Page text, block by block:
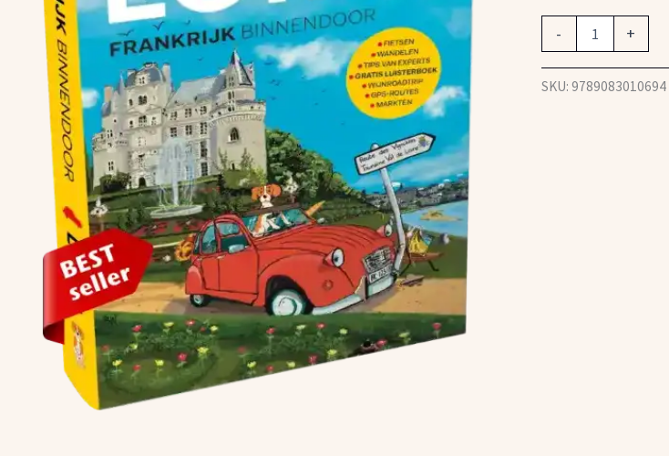
- +
SKU: 9789083010694